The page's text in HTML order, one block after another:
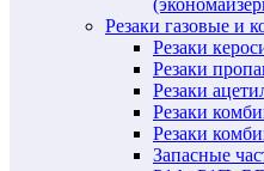
Резаки газовые и
Резаки
Резаки
Резаки
Резаки
Резаки
Запасные